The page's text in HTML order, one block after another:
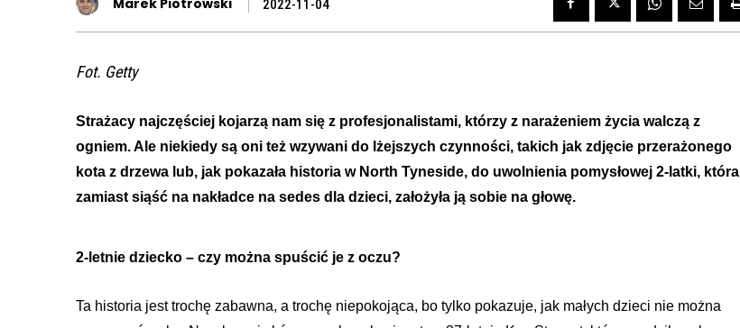
Marek Piotrowski 2022-11-04
Fot. Getty
Strażacy najczęściej kojarzą nam się z profesjonalistami, którzy z narażeniem życia walczą z
ogniem. Ale niekiedy są oni też wzywani do lżejszych czynności, takich jak zdjęcie przerażonego
kota z drzewa lub, jak pokazała historia w North Tyneside, do uwolnienia pomysłowej 2-latki, która
zamiast siąść na nakładce na sedes dla dzieci, założyła ją sobie na głowę.
2-letnie dziecko – czy można spuścić je z oczu?
Ta historia jest trochę zabawna, a trochę niepokojąca, bo tylko pokazuje, jak małych dzieci nie można